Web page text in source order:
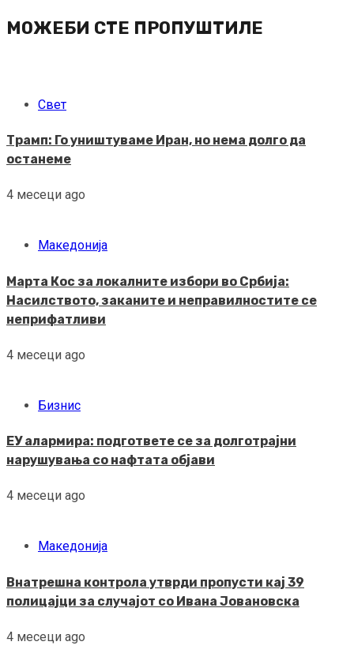
МОЖЕБИ СТЕ ПРОПУШТИЛЕ
Свет
Трамп: Го уништуваме Иран, но нема долго да
останеме
4 месеци ago
Македонија
Марта Кос за локалните избори во Србија:
Насилството, заканите и неправилностите се
неприфатливи
4 месеци ago
Бизнис
ЕУ алармира: подгответе се за долготрајни
нарушувања со нафтата објави
4 месеци ago
Македонија
Внатрешна контрола утврди пропусти кај 39
полицајци за случајот со Ивана Јовановска
4 месеци ago